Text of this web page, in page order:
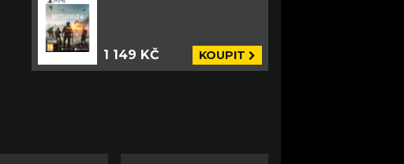
1 149 KČ KOUPIT